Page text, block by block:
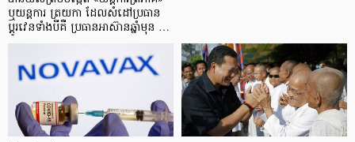
ឬយន្ដការ ត្រយកា ដែលសំដៅប្រធាន
ប្តូរវេនទាំងបីគឺ ប្រធានអាស៊ានឆ្នាំមុន …